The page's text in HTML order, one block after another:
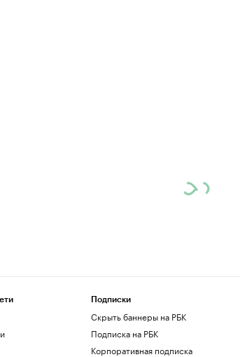
Подписки
Скрыть баннеры на РБК
Подписка на РБК
Корпоративная подписка